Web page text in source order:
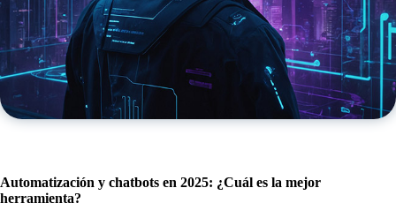
Automatización y chatbots en 2025: ¿Cuál es la mejor
herramienta?